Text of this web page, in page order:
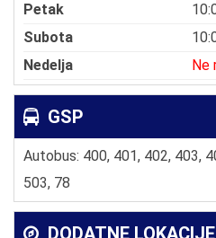
Petak
Subota
Nedelja
Ne
GSP
Autobus: 400, 401, 402, 403,
503, 78
DODATNE LOKACIJE